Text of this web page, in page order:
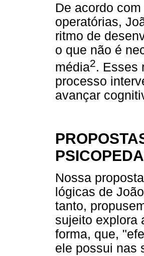
De acordo
operatórias,
ritmo de
o que não é
média2. Esses
processo
avançar
Nossa
lógicas de
tanto,
sujeito explora
forma, que,
ele possui nas